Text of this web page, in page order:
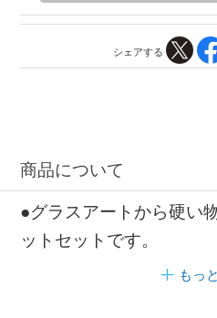
シェアする
商品について
●グラスアートから硬い
ットセットです。
もっ